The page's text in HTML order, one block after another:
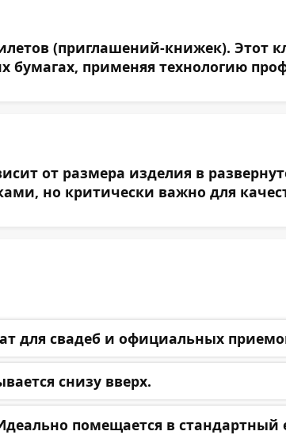
(приглашений-книжек).
применяя технологию
от размера изделия в
но критически важно для
для свадеб и официальных
снизу вверх.
помещается в